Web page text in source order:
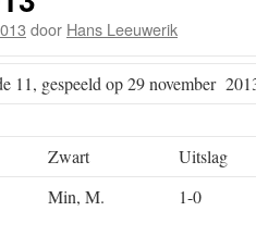
door Hans Leeuwerik
11, gespeeld op 29 november
Zwart
Uitslag
Min, M. 1-0